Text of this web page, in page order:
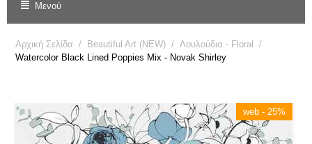
Μενού
Αρχική Σελίδα / Beautiful Art (NEW) / Λουλούδια - Floral
/
Watercolor Black Lined Poppies Mix - Novak Shirley
web - 25%